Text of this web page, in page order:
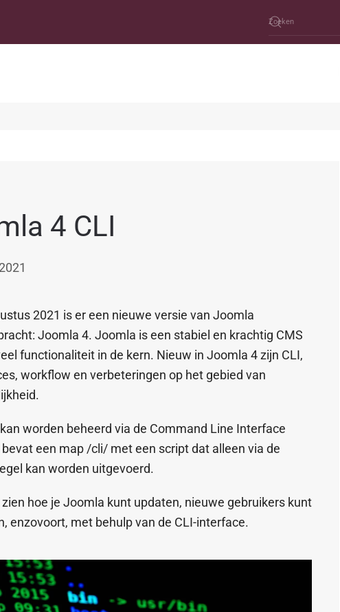
4 CLI
2021 is er een nieuwe versie van Joomla
Joomla 4. Joomla is een stabiel en krachtig CMS
functionaliteit in de kern. Nieuw in Joomla 4 zijn CLI,
workflow en verbeteringen op het gebied van
worden beheerd via de Command Line Interface
bevat een map /cli/ met een script dat alleen via de
kan worden uitgevoerd.
hoe je Joomla kunt updaten, nieuwe gebruikers kunt
enzovoort, met behulp van de CLI-interface.